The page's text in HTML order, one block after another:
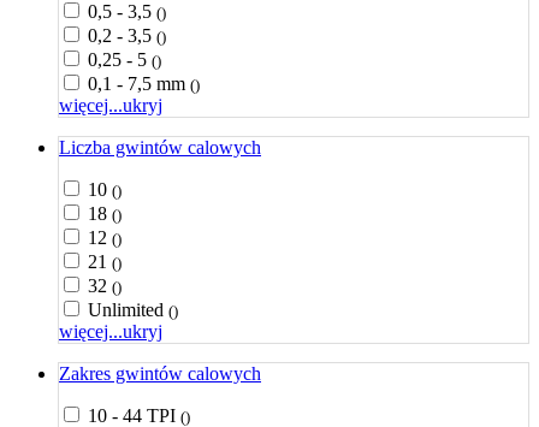
0,5 - 3,5 ()
0,2 - 3,5 ()
0,25 - 5 ()
0,1 - 7,5 mm ()
więcej...ukryj
Liczba gwintów calowych
10 ()
18 ()
12 ()
21 ()
32 ()
Unlimited ()
więcej...ukryj
Zakres gwintów calowych
10 - 44 TPI ()